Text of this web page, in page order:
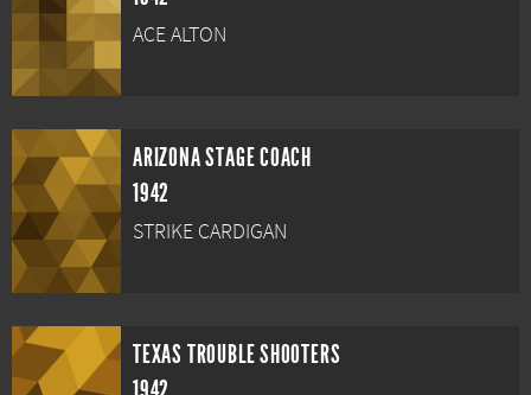
ACE ALTON
ARIZONA STAGE COACH
1942
STRIKE CARDIGAN
TEXAS TROUBLE SHOOTERS